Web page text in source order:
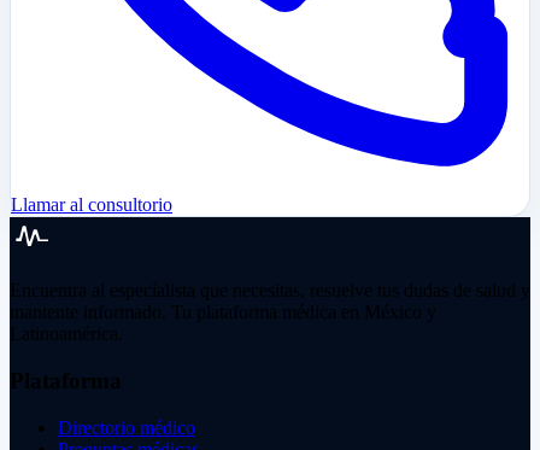
Llamar al consultorio
Encuentra al especialista que necesitas, resuelve tus dudas de salud y
mantente informado. Tu plataforma médica en México y
Latinoamérica.
Plataforma
Directorio médico